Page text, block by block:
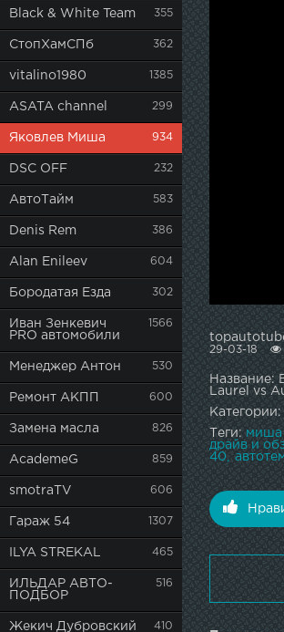
Black & White Team 355
СтопХамСПб 362
vitalino1980 1385
ASATA channel 299
Яковлев Миша 934
DSC OFF 232
АвтоТайм 583
Denis Rem 386
Alan Enileev 604
Бородатая Езда 302
Иван Зенкевич
PRO автомобили
1566
Менеджер Антон 530
Ремонт АКПП 600
Замена масла 826
AcademeG 859
smotraTV 606
Гараж 54 1307
ILYA STREKAL 465
ИЛЬДАР АВТО-
ПОДБОР
516
Жекич Дубровский 410
29-03-18
Название:
Laurel vs
Категории:
Теги: миша
драйв и
40